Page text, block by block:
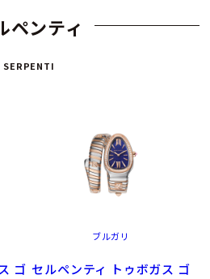
ペンティ
SERPENTI
ゴ
ブルガリ
セルペンティ トゥボガス ゴ